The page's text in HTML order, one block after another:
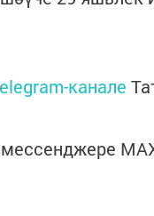
канале
мессенджере